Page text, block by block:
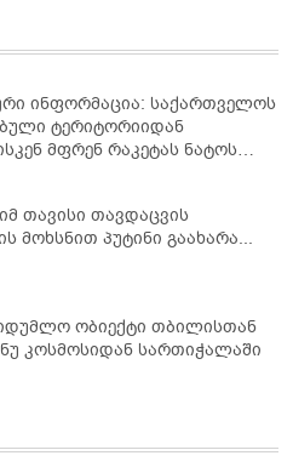
ინფორმაცია: საქართველოს
ტერიტორიიდან
მფრენ რაკეტას ნატოს
ჩაუშლია
თავისი თავდაცვის
მოხსნით პუტინი გაახარა...
ობიექტი თბილისთან
ახლოს ანუ კოსმოსიდან სართიჭალაში